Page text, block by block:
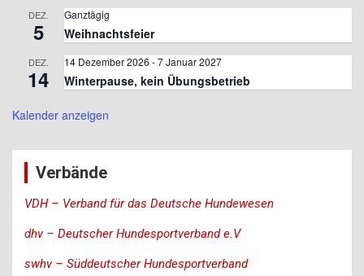
DEZ.
5
Ganztägig
Weihnachtsfeier
DEZ.
14
14 Dezember 2026 -7 Januar 2027
Winterpause, kein Übungsbetrieb
Kalender anzeigen
Verbände
VDH – Verband für das Deutsche Hundewesen
dhv – Deutscher Hundesportverband e.V
swhv – Süddeutscher Hundesportverband